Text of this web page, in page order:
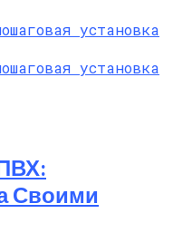
Своими